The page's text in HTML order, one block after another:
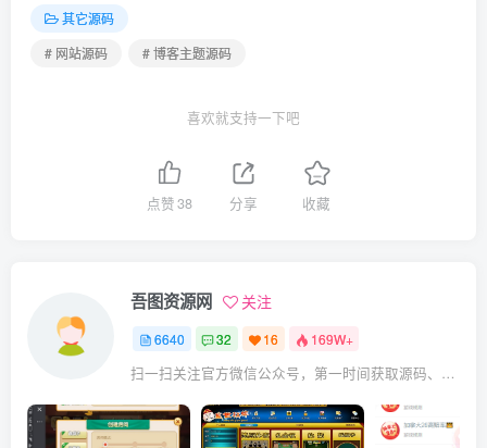
其它源码
# 网站源码
# 博客主题源码
喜欢就支持一下吧
点赞38 分享 收藏
吾图资源网 关注
6640 32 16 169W+
扫一扫关注官方微信公众号，第一时间获取源码、网赚项目资源教程，自媒体等知识干货，让互联网创业赚钱更简单。